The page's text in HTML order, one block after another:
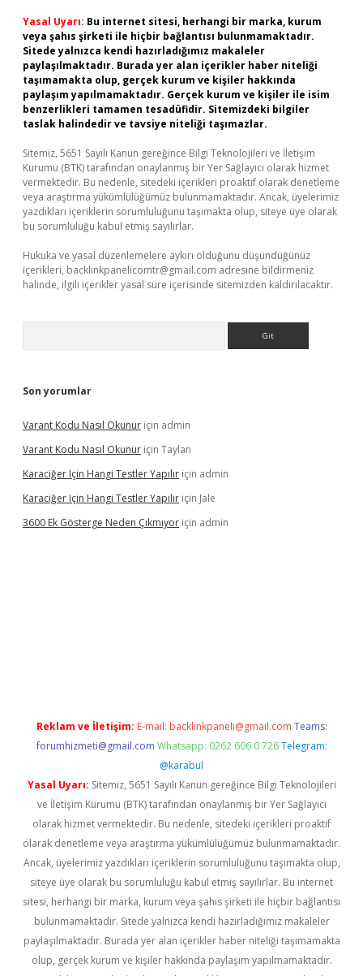
Yasal Uyarı: Bu internet sitesi, herhangi bir marka, kurum
veya şahıs şirketi ile hiçbir bağlantısı bulunmamaktadır.
Sitede yalnızca kendi hazırladığımız makaleler
paylaşılmaktadır. Burada yer alan içerikler haber niteliği
taşımamakta olup, gerçek kurum ve kişiler hakkında
paylaşım yapılmamaktadır. Gerçek kurum ve kişiler ile isim
benzerlikleri tamamen tesadüfidir. Sitemizdeki bilgiler
taslak halindedir ve tavsiye niteliği taşımazlar.
Sitemiz, 5651 Sayılı Kanun gereğince Bilgi Teknolojileri ve İletişim
Kurumu (BTK) tarafından onaylanmış bir Yer Sağlayıcı olarak hizmet
vermektedir. Bu nedenle, sitedeki içerikleri proaktif olarak denetleme
veya araştırma yükümlülüğümüz bulunmamaktadır. Ancak, üyelerimiz
yazdıkları içeriklerin sorumluluğunu taşımakta olup, siteye üye olarak
bu sorumluluğu kabul etmiş sayılırlar.
Hukuka ve yasal düzenlemelere aykırı olduğunu düşündüğünüz
içerikleri, backlinkpanelicomtr@gmail.com adresine bildirmeniz
halinde, ilgili içerikler yasal süre içerisinde sitemizden kaldırılacaktır.
Son yorumlar
Varant Kodu Nasıl Okunur için admin
Varant Kodu Nasıl Okunur için Taylan
Karaciğer Için Hangi Testler Yapılır için admin
Karaciğer Için Hangi Testler Yapılır için Jale
3600 Ek Gösterge Neden Çıkmıyor için admin
Reklam ve İletişim: E-mail: backlinkpaneli@gmail.com Teams:
forumhizmeti@gmail.com Whatsapp: 0262 606 0 726 Telegram:
@karabul
Yasal Uyarı: Sitemiz, 5651 Sayılı Kanun gereğince Bilgi Teknolojileri
ve İletişim Kurumu (BTK) tarafından onaylanmış bir Yer Sağlayıcı
olarak hizmet vermektedir. Bu nedenle, sitedeki içerikleri proaktif
olarak denetleme veya araştırma yükümlülüğümüz bulunmamaktadır.
Ancak, üyelerimiz yazdıkları içeriklerin sorumluluğunu taşımakta olup,
siteye üye olarak bu sorumluluğu kabul etmiş sayılırlar. Bu internet
sitesi, herhangi bir marka, kurum veya şahıs şirketi ile hiçbir bağlantısı
bulunmamaktadır. Sitede yalnızca kendi hazırladığımız makaleler
paylaşılmaktadır. Burada yer alan içerikler haber niteliği taşımamakta
olup, gerçek kurum ve kişiler hakkında paylaşım yapılmamaktadır.